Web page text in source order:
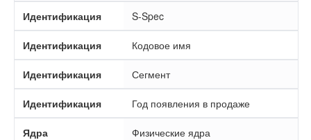
Идентификация S-Spec
Идентификация Кодовое имя
Идентификация Сегмент
Идентификация Год появления в продаже
Ядра Физические ядра